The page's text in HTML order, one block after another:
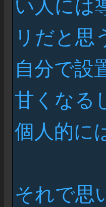
リだと思
自分で設
甘くなる
個人的に
それで思